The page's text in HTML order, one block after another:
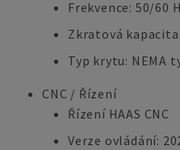
Frekvence: 50/60
Zkratová
Typ krytu: NEMA
CNC / Řízení
Řízení HAAS CNC
Verze ovládání: